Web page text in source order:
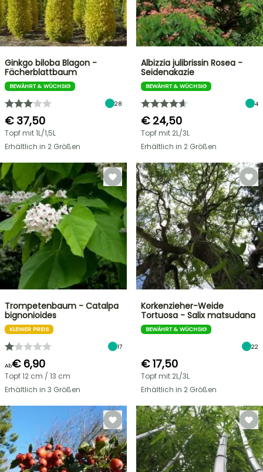
Ginkgo biloba Blagon -
Fächerblattbaum
BEWÄHRT & WÜCHSIG
28
€ 37,50
Topf mit 1L/1,5L
Erhältlich in 2 Größen
Albizzia julibrissin Rosea -
Seidenakazie
BEWÄHRT & WÜCHSIG
4
€ 24,50
Topf mit 2L/3L
Erhältlich in 2 Größen
Trompetenbaum - Catalpa
bignonioides
KLEINER PREIS
17
Ab€ 6,90
Topf 12 cm / 13 cm
Erhältlich in 3 Größen
Korkenzieher-Weide
Tortuosa - Salix matsudana
BEWÄHRT & WÜCHSIG
22
€ 17,50
Topf mit 2L/3L
Erhältlich in 2 Größen